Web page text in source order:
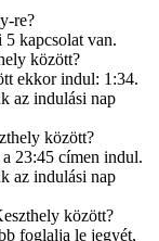
re?
5 kapcsolat van.
között?
ekkor indul: 1:34.
az indulási nap
között?
23:45 címen indul.
az indulási nap
között?
foglalja le jegyét,